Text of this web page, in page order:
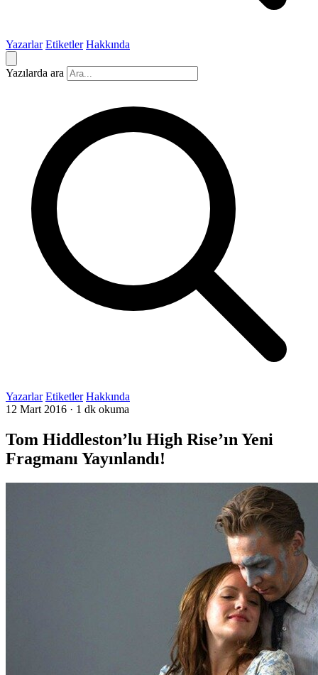
Yazarlar Etiketler Hakkında
Yazılarda ara
Yazarlar Etiketler Hakkında
12 Mart 2016 · 1 dk okuma
Tom Hiddleston’lu High Rise’ın Yeni
Fragmanı Yayınlandı!